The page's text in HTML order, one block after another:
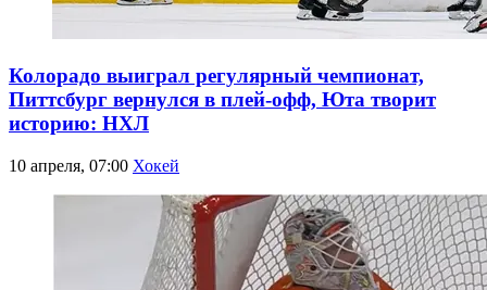
Колорадо выиграл регулярный чемпионат,
Питтсбург вернулся в плей-офф, Юта творит
историю: НХЛ
10 апреля, 07:00 Хокей